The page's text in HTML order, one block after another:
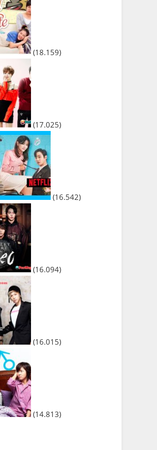
(18.159)
(17.025)
(16.542)
(16.094)
(16.015)
(14.813)